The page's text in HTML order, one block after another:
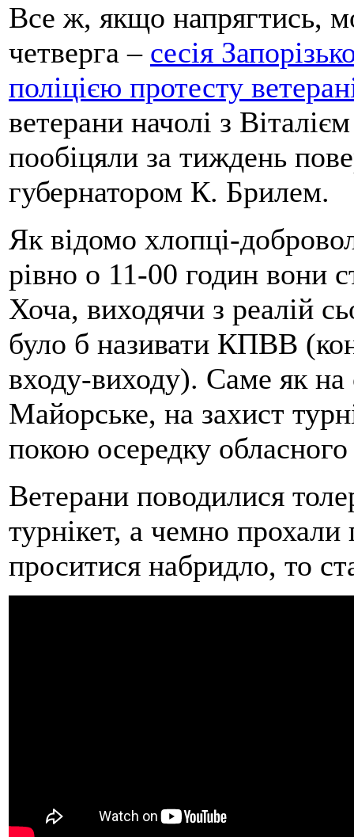
Все ж, якщо напрягтись,
четверга – сесія
поліцією протесту
ветерани начолі з
пообіцяли за тиждень
губернатором К. Брилем.
Як відомо хлопці-
рівно о 11-00 годин вони
Хоча, виходячи з реалій
було б називати КПВВ
входу-виходу). Саме як
Майорське, на захист
покою осередку
Ветерани поводилися
турнікет, а чемно
проситися набридло, то